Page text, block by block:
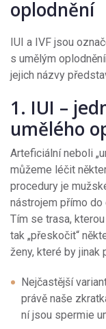
oplodnění
IUI a IVF jsou
s umělým
jejich názvy
1. IUI –
umělého
Arteficiální neboli
můžeme léčit
procedury je
nástrojem přímo do
Tím se trasa,
tak „přeskočit“
ženy, které by jinak
Nejčastější
právě naše
ní jsou spermie